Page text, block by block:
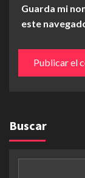
Guarda mi
este
Buscar